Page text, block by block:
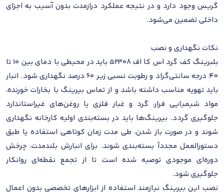
گریس وجود دارد و در نتیجه عملکرد درازمدت بدون آسیب به اجزای
داخلی تضمین می‌شود.
نکات نگهداری و نصب
بلبرینگ کف گرد اس کا اف 52308 باید در محیطی با دمای بین 10 تا
40 درجه سانتی‌گراد و رطوبت نسبی زیر 60 درصد نگهداری شود. انبار
باید تهویه مناسب داشته باشد و از تماس بیرینگ با بخارات خورنده،
مواد شیمیایی فرار، گرد و غبار فلزی یا روغن‌های غیراستاندارد
جلوگیری گردد. بیرینگ‌ها باید در بسته‌بندی اولیه کارخانه نگهداری
شوند و در صورت باز شدن، طی مدت زمان کوتاهی استفاده یا طبق
دستورالعمل مجدداً بسته‌بندی شوند. برای انبارش بلندمدت، چرخش
دوره‌ای موجودی توصیه شده است تا از تجمع نقطه‌ای روانکار
جلوگیری شود.
نصب این بیرینگ نیازمند استفاده از ابزارهای تخصصی بدون اعمال